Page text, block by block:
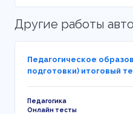
Другие работы
Педагогическое
подготовки) итоговый
Педагогика
Онлайн тесты